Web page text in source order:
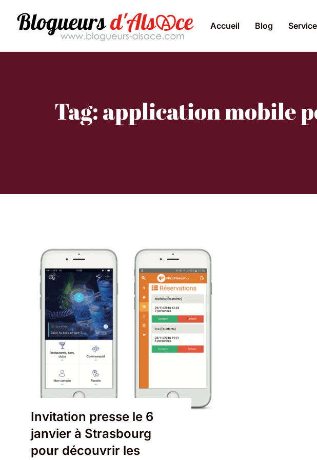
Accueil Blog
Tag: application mobile
Invitation presse le 6
janvier à Strasbourg
pour découvrir les